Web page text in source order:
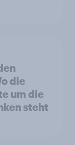
die
um die
steht